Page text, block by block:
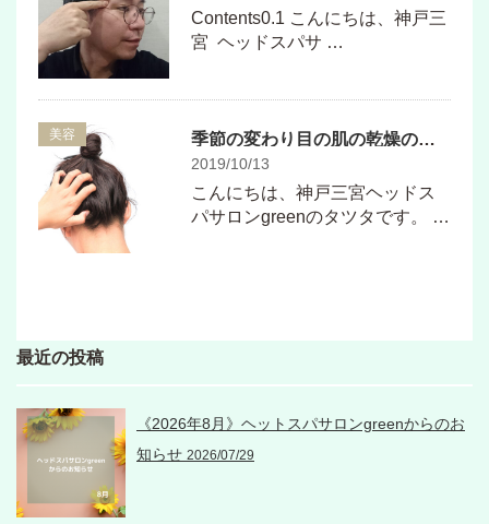
Contents0.1 こんにちは、神戸三
宮 ヘッドスパサ …
美容 季節の変わり目の肌の乾燥の原因は〇〇にあった
2019/10/13
こんにちは、神戸三宮ヘッドス
パサロンgreenのタツタです。 …
最近の投稿
《2026年8月》ヘットスパサロンgreenからのお
知らせ 2026/07/29